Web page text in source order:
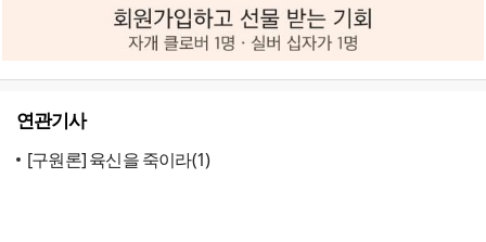
연관기사
[구원론] 육신을 죽이라(1)